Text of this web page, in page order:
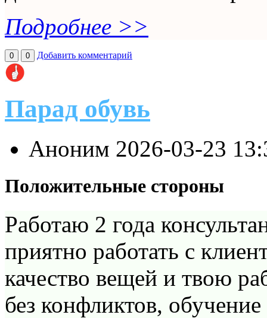
Подробнее >>
0 0 Добавить комментарий
Парад обувь
Аноним 2026-03-23
Положительные стороны
Работаю 2 года
приятно работать с
качество вещей и твою
без конфликтов,